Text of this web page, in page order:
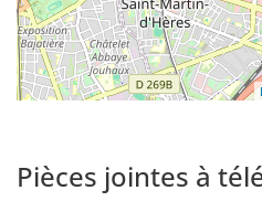
Pièces jointes à